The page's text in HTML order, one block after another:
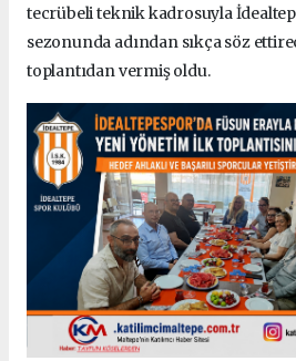
tecrübeli teknik kadrosuyla
sezonunda adından sıkça söz
toplantıdan vermiş oldu.